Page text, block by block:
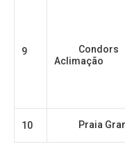
9
Condors
Aclimação
10 Praia